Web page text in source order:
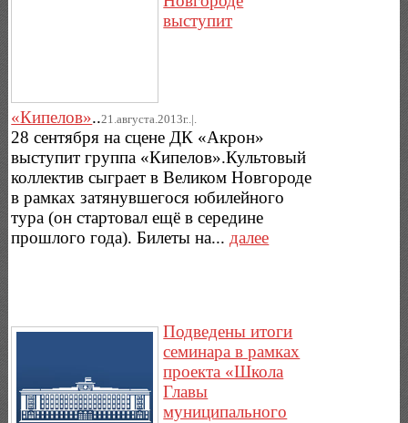
выступит
«Кипелов»..21.августа.2013г..|.
28 сентября на сцене ДК «Акрон»
выступит группа «Кипелов».Культовый
коллектив сыграет в Великом Новгороде
в рамках затянувшегося юбилейного
тура (он стартовал ещё в середине
прошлого года). Билеты на... далее
Подведены итоги
семинара в рамках
проекта «Школа
Главы
муниципального